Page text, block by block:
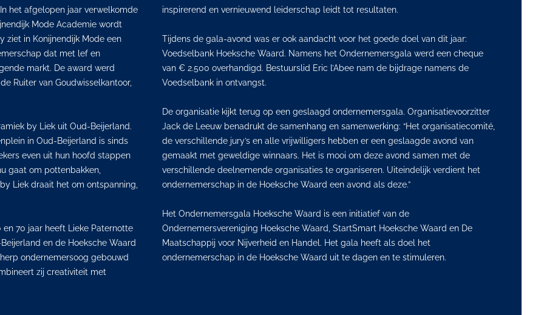
het afgelopen jaar verwelkomde
Mode Academie wordt
ziet in Konijnendijk Mode een
dat met lef en
markt. De award werd
Ruiter van Goudwisselkantoor,
by Liek uit Oud-Beijerland.
in Oud-Beijerland is sinds
even uit hun hoofd stappen
gaat om pottenbakken,
Liek draait het om ontspanning,
70 jaar heeft Lieke Paternotte
en de Hoeksche Waard
ondernemersoog gebouwd
zij creativiteit met
inspirerend en vernieuwend leiderschap leidt tot resultaten.
Tijdens de gala-avond was er ook aandacht voor het goede doel van dit jaar:
Voedselbank Hoeksche Waard. Namens het Ondernemersgala werd een cheque
van € 2.500 overhandigd. Bestuurslid Eric l’Abee nam de bijdrage namens de
Voedselbank in ontvangst.
De organisatie kijkt terug op een geslaagd ondernemersgala. Organisatievoorzitter
Jack de Leeuw benadrukt de samenhang en samenwerking: “Het organisatiecomité,
de verschillende jury’s en alle vrijwilligers hebben er een geslaagde avond van
gemaakt met geweldige winnaars. Het is mooi om deze avond samen met de
verschillende deelnemende organisaties te organiseren. Uiteindelijk verdient het
ondernemerschap in de Hoeksche Waard een avond als deze.”
Het Ondernemersgala Hoeksche Waard is een initiatief van de
Ondernemersvereniging Hoeksche Waard, StartSmart Hoeksche Waard en De
Maatschappij voor Nijverheid en Handel. Het gala heeft als doel het
ondernemerschap in de Hoeksche Waard uit te dagen en te stimuleren.